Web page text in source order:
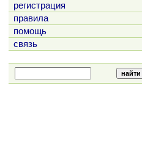
регистрация
правила
помощь
связь